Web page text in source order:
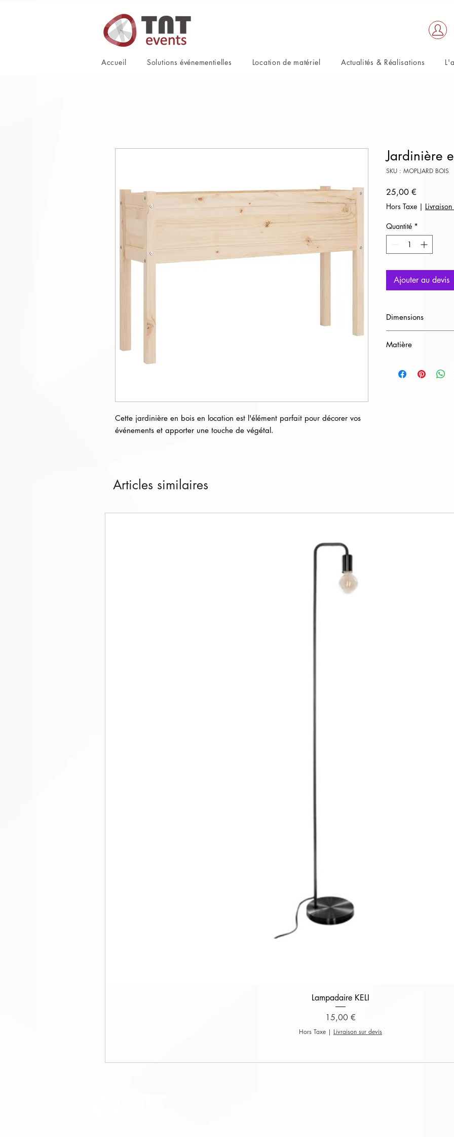
Cette jardinière en bois en location est l'élément parfait pour décorer vos
événements et apporter une touche de végétal.
Jardinière
SKU : MOPLJARD BOIS
25,00 €
Hors Taxe |
Quantité *
Ajouter au devis
Dimensions
Matière
Articles similaires
Aperçu rapide
Lampadaire KELI
Prix
15,00 €
Hors Taxe | Livraison sur devis
Accueil Solutions événementielles Location de matériel Actualités & Réalisations